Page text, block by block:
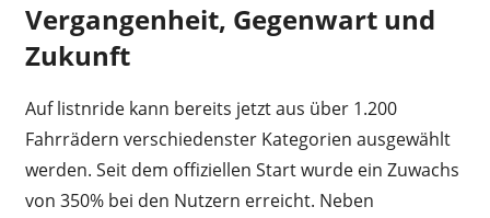
Vergangenheit, Gegenwart und
Zukunft
Auf listnride kann bereits jetzt aus über 1.200
Fahrrädern verschiedenster Kategorien ausgewählt
werden. Seit dem offiziellen Start wurde ein Zuwachs
von 350% bei den Nutzern erreicht. Neben